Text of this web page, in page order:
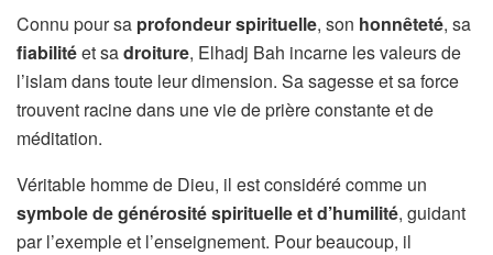
Connu pour sa profondeur spirituelle, son honnêteté, sa
fiabilitéet sadroiture, Elhadj Bah incarne les valeurs de
l’islam dans toute leur dimension. Sa sagesse et sa force
trouvent racine dans une vie de prière constante et de
méditation.
Véritable homme de Dieu, il est considéré comme un
symbole de générosité spirituelle et d’humilité, guidant
par l’exemple et l’enseignement. Pour beaucoup, il